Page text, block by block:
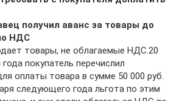
получил аванс за товары до
НДС
товары, не облагаемые НДС.20
покупатель перечислил
оплаты товара в сумме 50 000 руб.
следующего года льгота по этим